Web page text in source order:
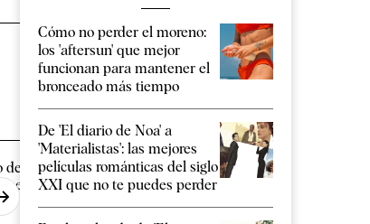
de la Seguridad Social
se dispara un 10% [...]
Marlaska dice que
Cómo no perder el moreno:
los 'aftersun' que mejor
funcionan para mantener el
bronceado más tiempo
De 'El diario de Noa' a
'Materialistas': las mejores
películas románticas del siglo
XXI que no te puedes perder